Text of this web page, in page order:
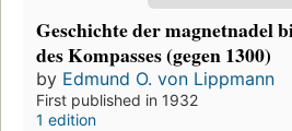
Geschichte der magnetnadel
des Kompasses (gegen 1300)
by Edmund O. von Lippmann
First published in 1932
1 edition